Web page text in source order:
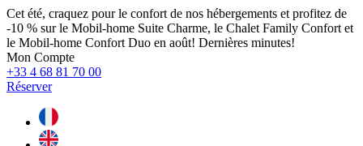
Cet été, craquez pour le confort de nos hébergements et profitez de
-10 % sur le Mobil-home Suite Charme, le Chalet Family Confort et
le Mobil-home Confort Duo en août! Dernières minutes!
Mon Compte
+33 4 68 81 70 00
Réserver